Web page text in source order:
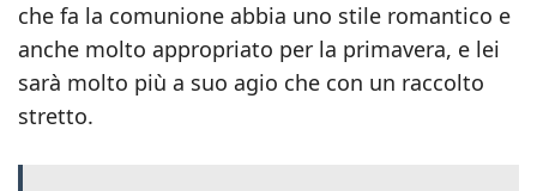
che fa la comunione abbia uno stile romantico e
anche molto appropriato per la primavera, e lei
sarà molto più a suo agio che con un raccolto
stretto.